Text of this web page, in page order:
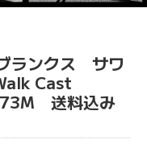
ランクス サワ
Cast
送料込み